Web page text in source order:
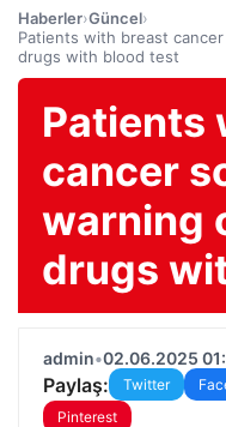
Haberler›Güncel›
Patients with breast
drugs with blood test
Patients
cancer
warning
drugs
admin•02.06.2025
Paylaş: Twitter
Pinterest